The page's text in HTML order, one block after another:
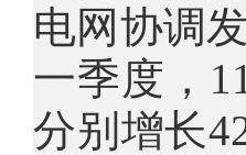
电网协调
一季度，
分别增长